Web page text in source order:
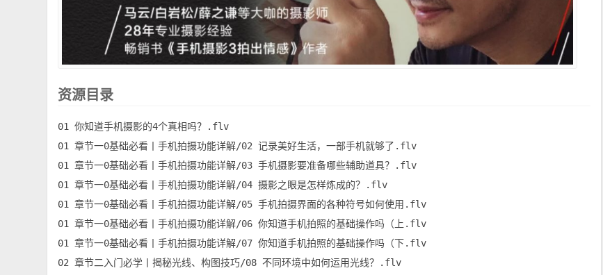
资源目录
01 你知道手机摄影的4个真相吗？.flv
01 章节一0基础必看丨手机拍摄功能详解/02 记录美好生活，一部手机就够了.flv
01 章节一0基础必看丨手机拍摄功能详解/03 手机摄影要准备哪些辅助道具？.flv
01 章节一0基础必看丨手机拍摄功能详解/04 摄影之眼是怎样炼成的？.flv
01 章节一0基础必看丨手机拍摄功能详解/05 手机拍摄界面的各种符号如何使用.flv
01 章节一0基础必看丨手机拍摄功能详解/06 你知道手机拍照的基础操作吗（上.flv
01 章节一0基础必看丨手机拍摄功能详解/07 你知道手机拍照的基础操作吗（下.flv
02 章节二入门必学丨揭秘光线、构图技巧/08 不同环境中如何运用光线？.flv